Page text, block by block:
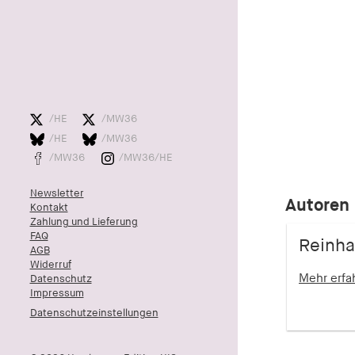
/HE
/MW36
/HE
/MW36
/MW36
/MW36/HE
Newsletter
Kontakt
Zahlung und Lieferung
FAQ
AGB
Widerruf
Datenschutz
Impressum
Datenschutzeinstellungen
Autoren
Mehr